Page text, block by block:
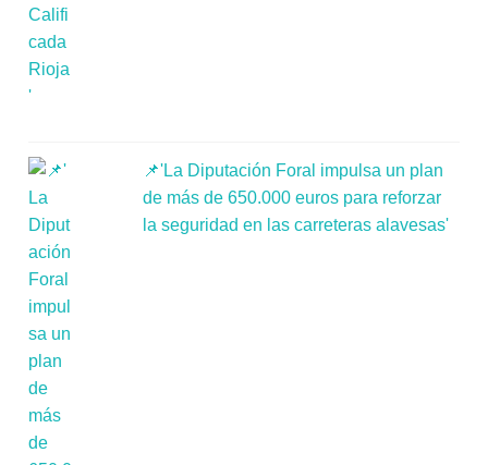
📌'La Diputación Foral impulsa un plan
de más de 650.000 euros para reforzar
la seguridad en las carreteras alavesas'